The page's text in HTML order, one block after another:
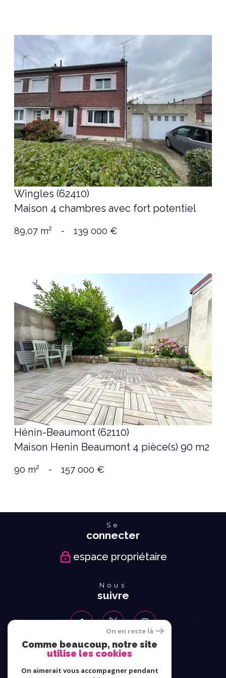
voir le bien
Wingles (62410)
Maison 4 chambres avec fort potentiel
89,07 m² - 139 000 €
voir le bien
Hénin-Beaumont (62110)
Maison Henin Beaumont 4 pièce(s) 90 m2
90 m² - 157 000 €
Se
connecter
espace propriétaire
Nous
suivre
Nous
On en reste là
Comme beaucoup, notre site
utilise les cookies
On aimerait vous accompagner pendant